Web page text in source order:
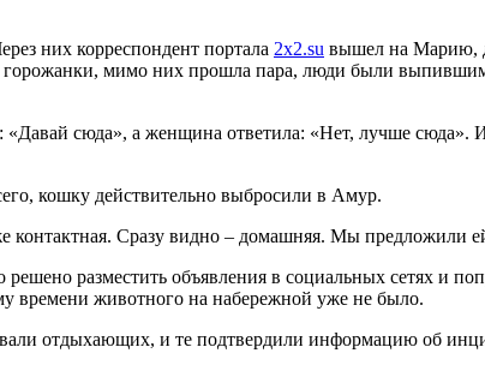
них корреспондент портала 2х2.su вышел на Марию,
мимо них прошла пара, люди были
сюда», а женщина ответила: «Нет, лучше сюда».
кошку действительно выбросили в Амур.
контактная. Сразу видно – домашняя. Мы предложили
разместить объявления в социальных сетях и
времени животного на набережной уже не было.
отдыхающих, и те подтвердили информацию об